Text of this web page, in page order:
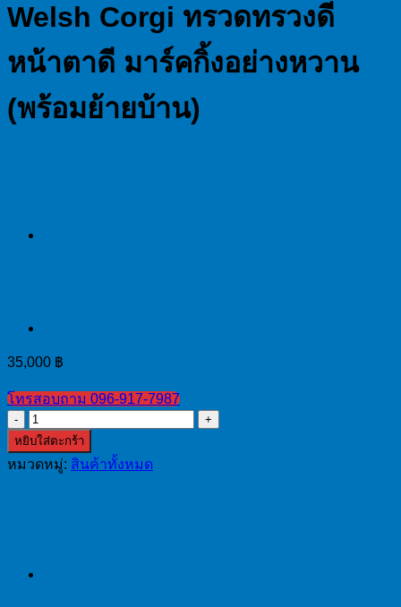
Welsh Corgi ทรวดทรวงดี
หน้าตาดี มาร์คกิ้งอย่างหวาน
(พร้อมย้ายบ้าน)
35,000 ฿
โทรสอบถาม 096-917-7987
จำนวน
เด็ก
ชาย
ทรวด
หยิบใส่ตะกร้า
หมวดหมู่: สินค้าทั้งหมด